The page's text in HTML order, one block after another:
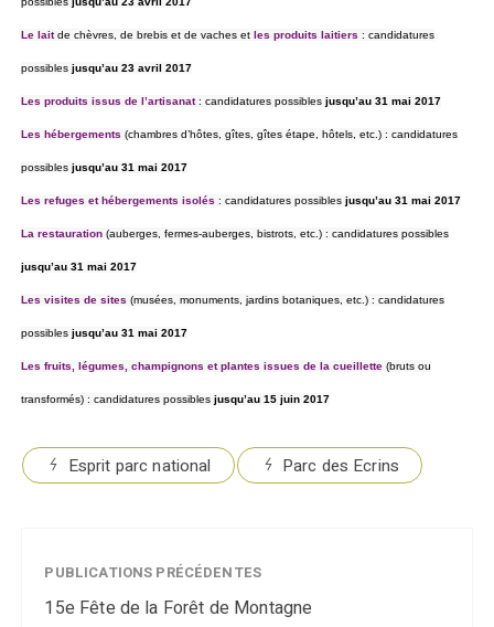
Le laitde chèvres, de brebis et de vaches etles produits laitiers: candidatures
possiblesjusqu’au 23 avril 2017
Les produits issus de l’artisanat: candidatures possiblesjusqu’au 31 mai 2017
Les hébergements (chambres d’hôtes, gîtes, gîtes étape, hôtels, etc.) : candidatures
possiblesjusqu’au 31 mai 2017
Les refuges et hébergements isolés : candidatures possiblesjusqu’au 31 mai 2017
La restauration (auberges, fermes-auberges, bistrots, etc.) : candidatures possibles
jusqu’au 31 mai 2017
Les visites de sites (musées, monuments, jardins botaniques, etc.) : candidatures
possibles jusqu’au 31 mai 2017
Les fruits, légumes, champignons et plantes issues de la cueillette (bruts ou
transformés) : candidatures possibles jusqu’au 15 juin 2017
Esprit parc national Parc des Ecrins
PUBLICATIONS PRÉCÉDENTES
15e Fête de la Forêt de Montagne